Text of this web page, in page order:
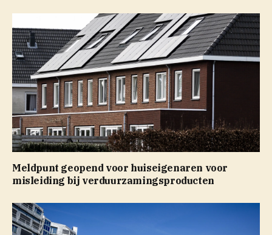
Meldpunt geopend voor huiseigenaren voor
misleiding bij verduurzamingsproducten